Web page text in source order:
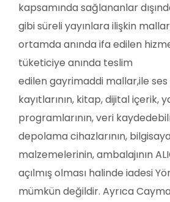
kapsamında sağlananlar
gibi süreli yayınlara ilişkin
ortamda anında ifa edilen
tüketiciye anında teslim
edilen gayrimaddi mallar,ile
kayıtlarının, kitap, dijital içerik,
programlarının, veri
depolama cihazlarının,
malzemelerinin, ambalajının
açılmış olması halinde iadesi
mümkün değildir. Ayrıca